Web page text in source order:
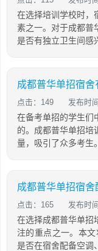
在选择培训学校时，
素之一。对于成都普
是否有独立卫生间感
成都普华单招宿
点击：149 发布时
在备考单招的学生们
的。成都普华单招培
量，吸引了众多考生
成都普华单招宿
点击：165 发布时
在选择成都普华单招
注的重点之一。本
是否在宿舍配备空调